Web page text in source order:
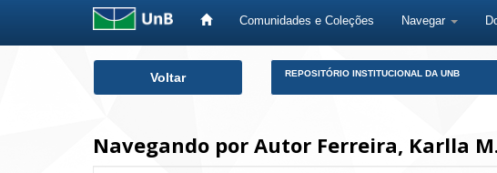
Comunidades e Coleções Navegar
Voltar REPOSITÓRIO INSTITUCIONAL DA UNB
Navegando por Autor Ferreira, Karlla